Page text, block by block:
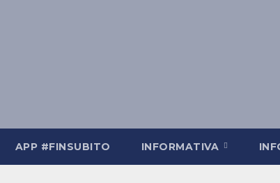
APP #FINSUBITO INFORMATIVA